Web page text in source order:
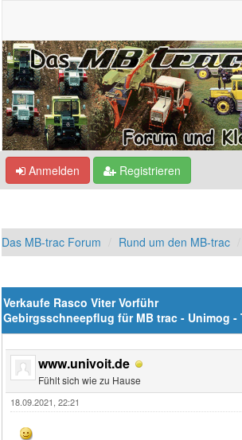
Anmelden Registrieren
Das MB-trac Forum Rund um den MB-trac
Verkaufe Rasco Viter Vorführ
Gebirgsschneepflug für MB trac - Unimog -
www.univoit.de
Fühlt sich wie zu Hause
18.09.2021, 22:21